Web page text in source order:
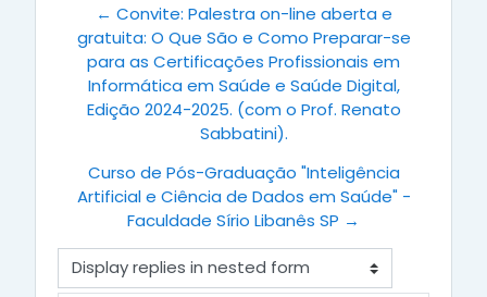
← Convite: Palestra on-line aberta e
gratuita: O Que São e Como Preparar-se
para as Certificações Profissionais em
Informática em Saúde e Saúde Digital,
Edição 2024-2025. (com o Prof. Renato
Sabbatini).
Curso de Pós-Graduação "Inteligência
Artificial e Ciência de Dados em Saúde" -
Faculdade Sírio Libanês SP →
Display mode